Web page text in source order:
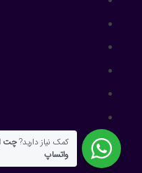
کمک نیاز دارید?چت
واتساپ